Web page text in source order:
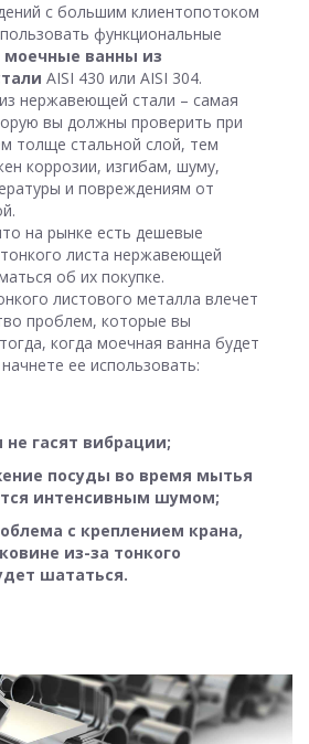
с большим клиентопотоком
функциональные
моечные ванны из
AISI 430 или AISI 304.
нержавеющей стали – самая
вы должны проверить при
толще стальной слой, тем
коррозии, изгибам, шуму,
и повреждениям от
на рынке есть дешевые
листа нержавеющей
об их покупке.
листового металла влечет
проблем, которые вы
когда моечная ванна будет
ее использовать:
не гасят вибрации;
посуды во время мытья
интенсивным шумом;
с креплением крана,
из-за тонкого
шататься.